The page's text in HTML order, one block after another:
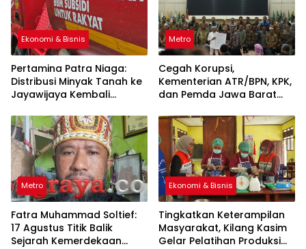
Ekonomi & Bisnis
Pertamina Patra Niaga:
Distribusi Minyak Tanah ke
Jayawijaya Kembali
Metro
Cegah Korupsi,
Kementerian ATR/BPN, KPK,
dan Pemda Jawa Barat
Metro
Fatra Muhammad Soltief:
17 Agustus Titik Balik
Sejarah Kemerdekaan
Ekonomi & Bisnis
Tingkatkan Keterampilan
Masyarakat, Kilang Kasim
Gelar Pelatihan Produksi